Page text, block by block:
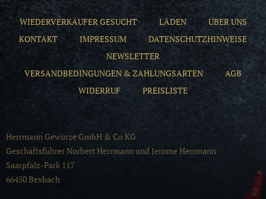
WIEDERVERKÄUFER GESUCHT LÄDEN
ÜBER UNS
KONTAKT
IMPRESSUM
DATENSCHUTZHINWEISE
NEWSLETTER
VERSANDBEDINGUNGEN & ZAHLUNGSARTEN
AGB
WIDERRUF
PREISLISTE
Herrmann Gewürze GmbH & Co KG
Geschäftsführer Norbert Herrmann und Jerome Herrmann
Saarpfalz-Park 117
66450 Bexbach